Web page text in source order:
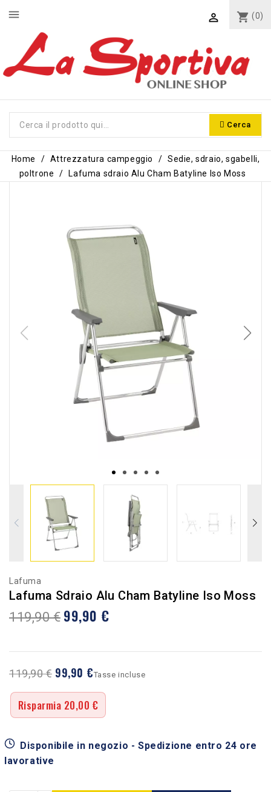
shopping_cart (0)

Cerca
menu
Home Attrezzatura campeggio
Sedie, sdraio, sgabelli,
poltrone
Lafuma sdraio Alu Cham Batyline Iso Moss
Lafuma
Lafuma Sdraio Alu Cham Batyline Iso Moss
119,90 € 99,90 €
119,90 € 99,90 €
Risparmia 20,00 €
Tasse incluse
Disponibile in negozio - Spedizione entro 24 ore
lavorative